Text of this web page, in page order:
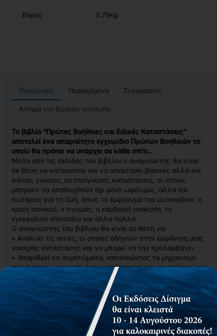
Βάρος 0.79kg
Περιγραφή Περιεχόμενα Συγγραφείς
Αίτημα για δωρεάν αντίτυπο
Το βιβλίο “Πρώτες Βοήθειες και Ειδικές Καταστάσεις”
αποτελεί ένα απαραίτητο εγχειρίδιο Πρώτων Βοηθειών το
οποίο θα πρέπει να υπάρχει σε κάθε σπίτι..
Μέσα από τις σελίδες του βιβλίου ο αναγνώστης θα είναι
σε θέση να κατανοήσει και να αποκτήσει βασικές αλλά και
ειδικές γνώσεις σε επείγουσες καταστάσεις, οι οποίες
μπορούν να αποδειχθούν όχι μόνο ωφέλιμες, αλλά και
σωτήριες για τη ζωή, όπως το έμφραγμα του μυοκαρδίου, η
κρίση πανικού, ο πνιγμός, η καρδιακή ανακοπή, το
εγκεφαλικό επεισόδιο και άλλα πολλά.
Ο αναγνώστης του βιβλίου θα είναι σε θέση να:
• Αναλύει τις αιτίες, οι οποίες οδηγούν στην εμφάνιση μιας
νοσηρής κατάστασης και να μπορεί να την προλαμβάνει.
• Απαριθμεί τα συμπτώματα, κατανοώντας το μηχανισμό
πρόκλησης μιας νοσογόνου κατάστασης και να κατανοεί το
πρόβλημα υγείας που έχει μπροστά του.
• Απαριθμεί και εκτελεί τις ενέργειες εκείνες που είναι
απαραίτητες που σε πολλές περιπτώσεις αποδεικνύονται
σωτήριες για τη ζωή κάποιου συνανθρώπου μας ή δικού
μας ανθρώπου.
• Είναι σε θέση να χειρισθεί έναν “ασθενή” μέχρι να φθάσει